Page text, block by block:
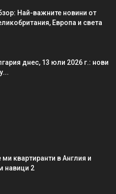
Най-важните новини от
Европа и света
днес, 13 юли 2026 г.: нови
ми квартиранти в Англия и
навици 2